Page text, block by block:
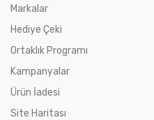
Markalar
Hediye Çeki
Ortaklık Programı
Kampanyalar
Ürün İadesi
Site Haritası